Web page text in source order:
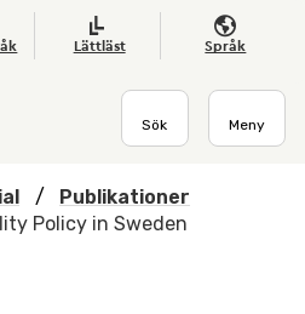
Lättläst Språk
Sök Meny
/
Publikationer
Policy in Sweden